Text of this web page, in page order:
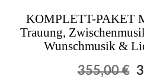
KOMPLETT-PAKET
Trauung,
Wunschmusik &
355,00€